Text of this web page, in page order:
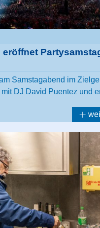
eröffnet
Samstagabend im
DJ David Puentez und